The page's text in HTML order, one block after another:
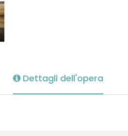
Dettagli dell'opera